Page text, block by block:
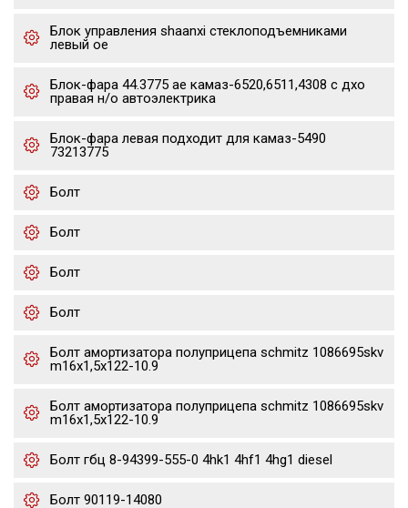
Блок управления shaanxi стеклоподъемниками
левый oe
Блок-фара 44.3775 ae камаз-6520,6511,4308 с дхо
правая н/о автоэлектрика
Блок-фара левая подходит для камаз-5490
73213775
Болт
Болт
Болт
Болт
Болт амортизатора полуприцепа schmitz 1086695skv
m16x1,5х122-10.9
Болт амортизатора полуприцепа schmitz 1086695skv
m16x1,5х122-10.9
Болт гбц 8-94399-555-0 4hk1 4hf1 4hg1 diesel
Болт 90119-14080